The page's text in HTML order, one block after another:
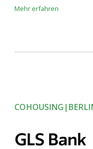
Mehr erfahren